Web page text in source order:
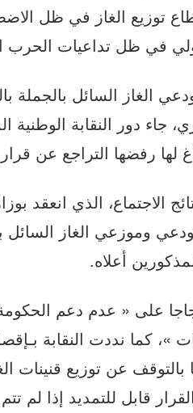
توزيع الغاز في ظل
في ظل تداعيات الحرب
الغاز السائل
29 و30 يونيو الجاري، جاء دور
لها رفضها التراجع عن
الاجتماع، الذي انعقد
وموزعي الغاز السائل
أعلاه.
على « عدم دعم
»، كما نددت النقابة
قابل للتمديد إذا لم